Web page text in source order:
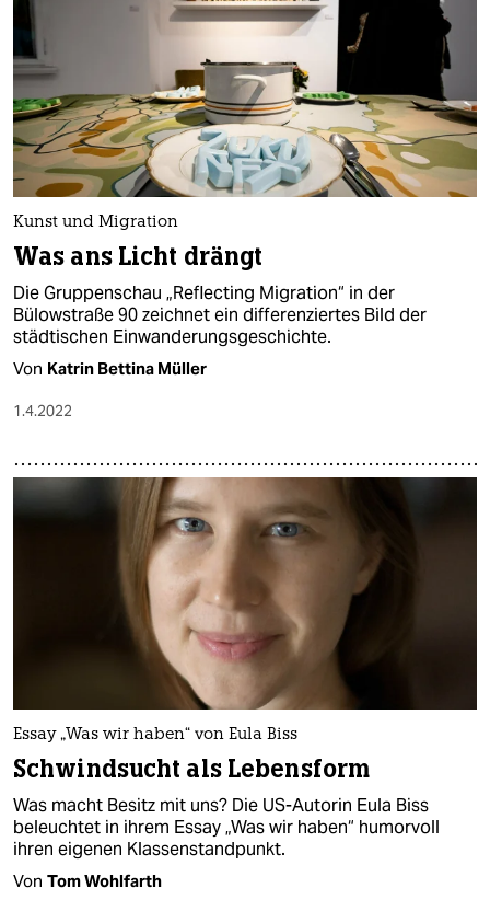
Kunst und Migration
Was ans Licht drängt
Die Gruppenschau „Reflecting Migration“ in der
Bülowstraße 90 zeichnet ein differenziertes Bild der
städtischen Einwanderungsgeschichte.
Von Katrin Bettina Müller
1.4.2022
Essay „Was wir haben“ von Eula Biss
Schwindsucht als Lebensform
Was macht Besitz mit uns? Die US-Autorin Eula Biss
beleuchtet in ihrem Essay „Was wir haben“ humorvoll
ihren eigenen Klassenstandpunkt.
Von Tom Wohlfarth